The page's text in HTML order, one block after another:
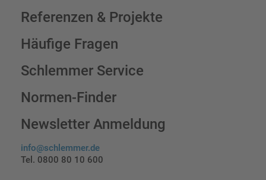
Referenzen & Projekte
Häufige Fragen
Schlemmer Service
Normen-Finder
Newsletter Anmeldung
info@schlemmer.de
Tel. 0800 80 10 600